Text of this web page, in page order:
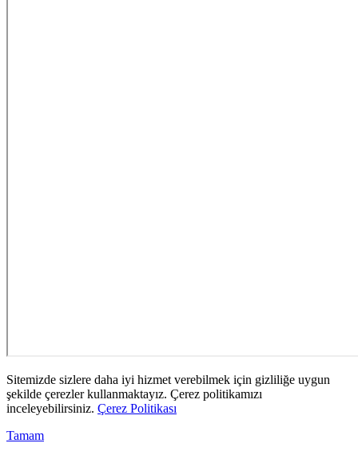
Sitemizde sizlere daha iyi hizmet verebilmek için gizliliğe uygun
şekilde çerezler kullanmaktayız. Çerez politikamızı
inceleyebilirsiniz. Çerez Politikası
Tamam